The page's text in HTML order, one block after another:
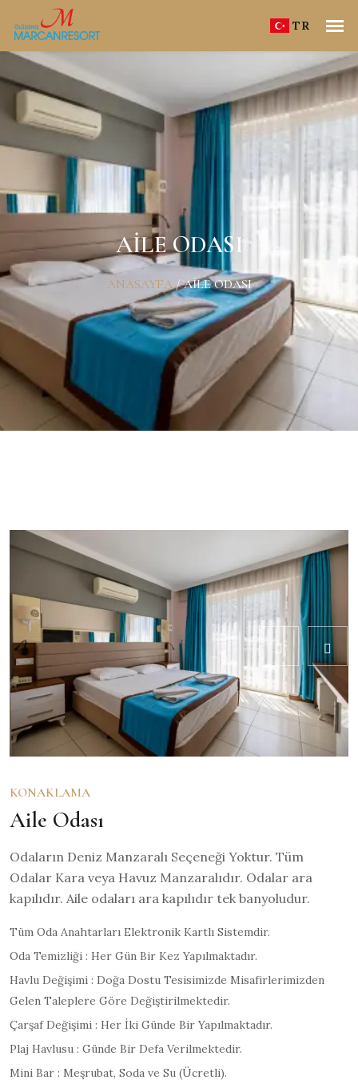
TR
AILE ODASI
ANASAYFA / AILE ODASI
KONAKLAMA
Aile Odası
Odaların Deniz Manzaralı Seçeneği Yoktur. Tüm
Odalar Kara veya Havuz Manzaralıdır. Odalar ara
kapılıdır. Aile odaları ara kapılıdır tek banyoludur.
Tüm Oda Anahtarları Elektronik Kartlı Sistemdir.
Oda Temizliği : Her Gün Bir Kez Yapılmaktadır.
Havlu Değişimi : Doğa Dostu Tesisimizde Misafirlerimizden
Gelen Taleplere Göre Değiştirilmektedir.
Çarşaf Değişimi : Her İki Günde Bir Yapılmaktadır.
Plaj Havlusu : Günde Bir Defa Verilmektedir.
Mini Bar : Meşrubat, Soda ve Su (Ücretli).